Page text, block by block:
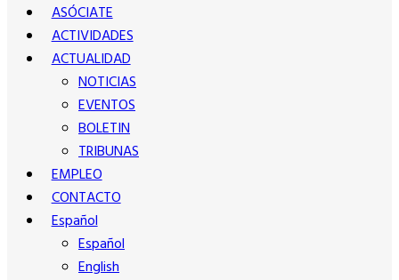
ASÓCIATE
ACTIVIDADES
ACTUALIDAD
NOTICIAS
EVENTOS
BOLETIN
TRIBUNAS
EMPLEO
CONTACTO
Español
Español
English